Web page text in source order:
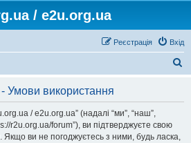
/ e2u.org.ua
Вхід
Реєстрація
Умови використання
/ e2u.org.ua” (надалі “ми”, “наш”,
r2u.org.ua/forum”), ви підтверджуєте свою
Якщо ви не погоджуєтесь з ними, будь ласка,